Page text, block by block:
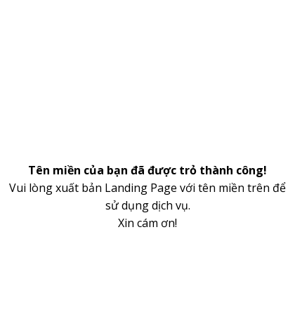
Tên miền của bạn đã được trỏ thành công!
Vui lòng xuất bản Landing Page với tên miền trên để
sử dụng dịch vụ.
Xin cám ơn!